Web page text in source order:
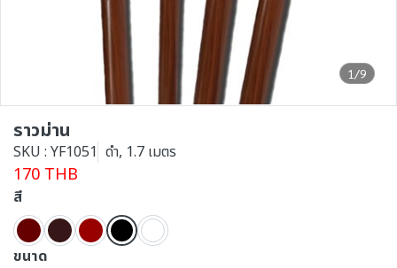
1/9
ราวม่าน
SKU : YF1051 ดำ, 1.7 เมตร
170 THB
สี
ขนาด